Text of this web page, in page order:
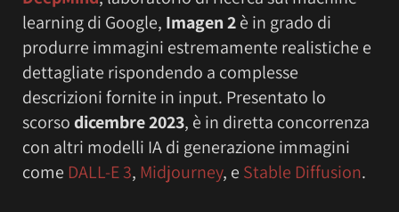
learning di Google, Imagen 2è in grado di
produrre immagini estremamente realistiche e
dettagliate rispondendo a complesse
descrizioni fornite in input. Presentato lo
scorsodicembre 2023, è in diretta concorrenza
con altri modelli IA di generazione immagini
come DALL-E 3, Midjourney, e Stable Diffusion.